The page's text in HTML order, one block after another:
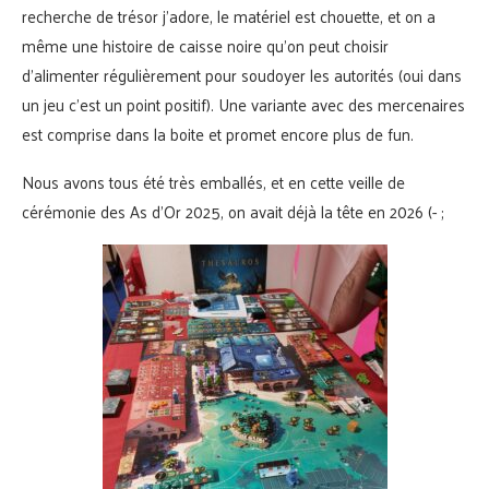
recherche de trésor j’adore, le matériel est chouette, et on a
même une histoire de caisse noire qu’on peut choisir
d’alimenter régulièrement pour soudoyer les autorités (oui dans
un jeu c’est un point positif). Une variante avec des mercenaires
est comprise dans la boite et promet encore plus de fun.
Nous avons tous été très emballés, et en cette veille de
cérémonie des As d’Or 2025, on avait déjà la tête en 2026 (- ;